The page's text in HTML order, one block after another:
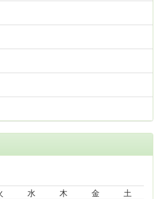
水 木 金
土